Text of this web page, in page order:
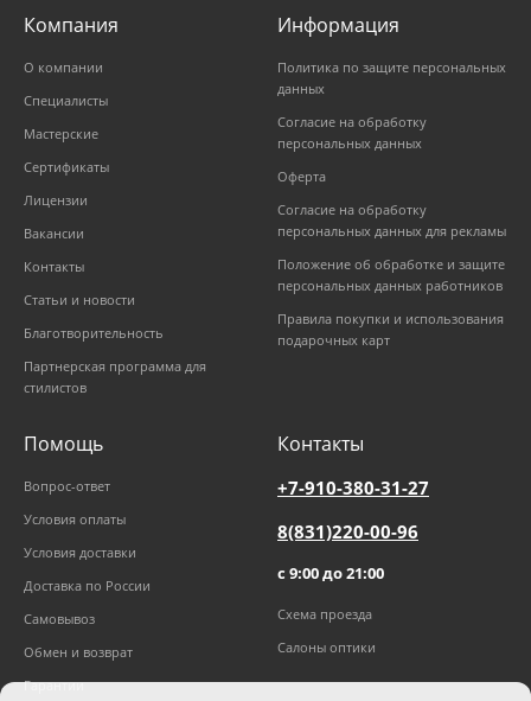
Компания
О компании
Специалисты
Мастерские
Сертификаты
Лицензии
Вакансии
Контакты
Статьи и новости
Благотворительность
Партнерская программа для
стилистов
Информация
Политика по защите персональных
данных
Согласие на обработку
персональных данных
Оферта
Согласие на обработку
персональных данных для рекламы
Положение об обработке и защите
персональных данных работников
Правила покупки и использования
подарочных карт
Помощь
Вопрос-ответ
Условия оплаты
Условия доставки
Доставка по России
Самовывоз
Обмен и возврат
Гарантии
Контакты
+7-910-380-31-27
8(831)220-00-96
с 9:00 до 21:00
Схема проезда
Салоны оптики